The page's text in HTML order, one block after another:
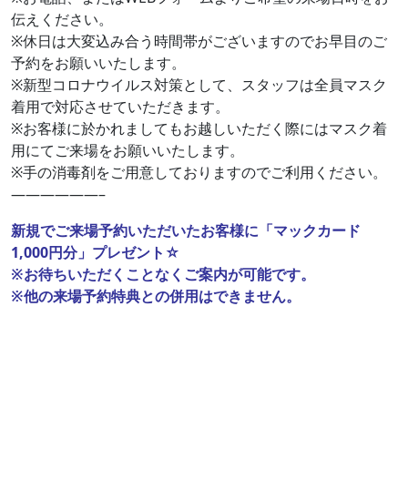
伝えください。
※休日は大変込み合う時間帯がございますのでお早目のご
予約をお願いいたします。
※新型コロナウイルス対策として、スタッフは全員マスク
着用で対応させていただきます。
※お客様に於かれましてもお越しいただく際にはマスク着
用にてご来場をお願いいたします。
※手の消毒剤をご用意しておりますのでご利用ください。
——————–
新規でご来場予約いただいたお客様に「マックカード
1,000円分」プレゼント☆
※お待ちいただくことなくご案内が可能です。
※他の来場予約特典との併用はできません。